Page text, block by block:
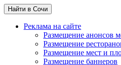
Найти в Сочи
Реклама на сайте
Размещение анонсов
Размещение
Размещение мест и
Размещение баннеров